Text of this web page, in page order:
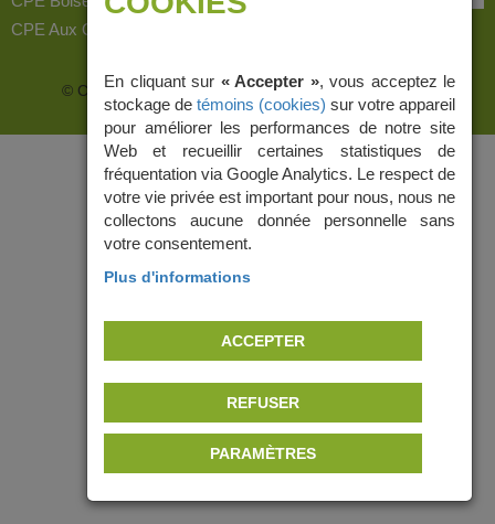
CPE Aux Quatre-Vents
© CPE Boisé Vimont, 2026 | Conception web :ViGlob
En cliquant sur « Accepter », vous acceptez le
stockage de témoins (cookies) sur votre appareil
pour améliorer les performances de notre site
Web et recueillir certaines statistiques de
fréquentation via Google Analytics. Le respect de
votre vie privée est important pour nous, nous ne
collectons aucune donnée personnelle sans
votre consentement.
Plus d'informations
ACCEPTER
REFUSER
PARAMÈTRES